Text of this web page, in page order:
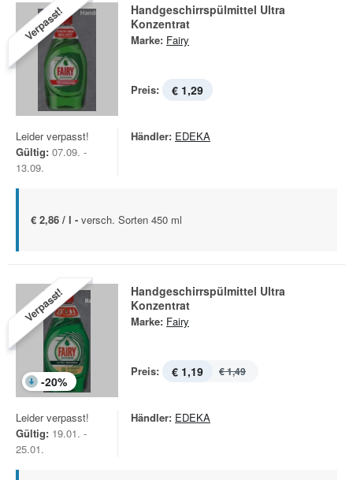
Verpasst!
Handgeschirrspülmittel Ultra
Konzentrat
Marke: Fairy
Preis: € 1,29
Leider verpasst!
Gültig: 07.09. -
13.09.
Händler: EDEKA
€ 2,86 / l - versch. Sorten 450 ml
Verpasst!
-20%
Handgeschirrspülmittel Ultra
Konzentrat
Marke: Fairy
Preis: € 1,19 € 1,49
Leider verpasst!
Gültig: 19.01. -
25.01.
Händler: EDEKA